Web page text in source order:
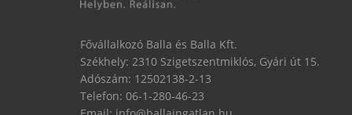
Fővállalkozó Balla és Balla Kft.
Székhely: 2310 Szigetszentmiklós, Gyári út 15.
Adószám: 12502138-2-13
Telefon: 06-1-280-46-23